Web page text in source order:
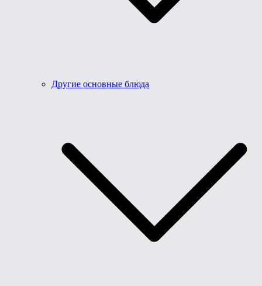
Другие основные блюда